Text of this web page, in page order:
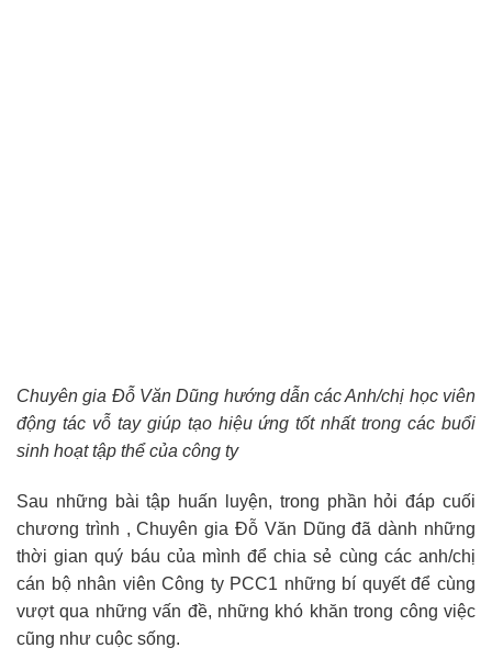
Chuyên gia Đỗ Văn Dũng hướng dẫn các Anh/chị học viên
động tác vỗ tay giúp tạo hiệu ứng tốt nhất trong các buổi
sinh hoạt tập thể của công ty
Sau những bài tập huấn luyện, trong phần hỏi đáp cuối
chương trình , Chuyên gia Đỗ Văn Dũng đã dành những
thời gian quý báu của mình để chia sẻ cùng các anh/chị
cán bộ nhân viên Công ty PCC1 những bí quyết để cùng
vượt qua những vấn đề, những khó khăn trong công việc
cũng như cuộc sống.